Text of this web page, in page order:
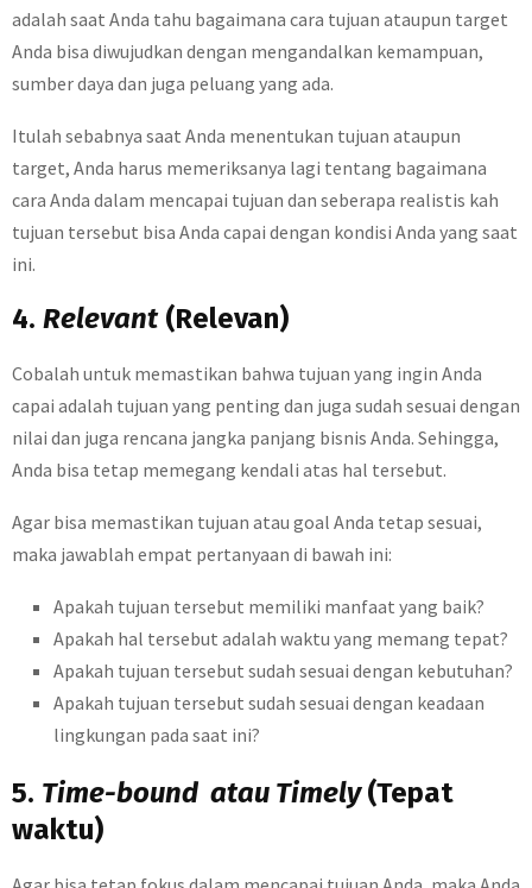
adalah saat Anda tahu bagaimana cara tujuan ataupun target
Anda bisa diwujudkan dengan mengandalkan kemampuan,
sumber daya dan juga peluang yang ada.
Itulah sebabnya saat Anda menentukan tujuan ataupun
target, Anda harus memeriksanya lagi tentang bagaimana
cara Anda dalam mencapai tujuan dan seberapa realistis kah
tujuan tersebut bisa Anda capai dengan kondisi Anda yang saat
ini.
4. Relevant(Relevan)
Cobalah untuk memastikan bahwa tujuan yang ingin Anda
capai adalah tujuan yang penting dan juga sudah sesuai dengan
nilai dan juga rencana jangka panjang bisnis Anda. Sehingga,
Anda bisa tetap memegang kendali atas hal tersebut.
Agar bisa memastikan tujuan atau goal Anda tetap sesuai,
maka jawablah empat pertanyaan di bawah ini:
Apakah tujuan tersebut memiliki manfaat yang baik?
Apakah hal tersebut adalah waktu yang memang tepat?
Apakah tujuan tersebut sudah sesuai dengan kebutuhan?
Apakah tujuan tersebut sudah sesuai dengan keadaan
lingkungan pada saat ini?
5. Time-bound atau Timely(Tepat
waktu)